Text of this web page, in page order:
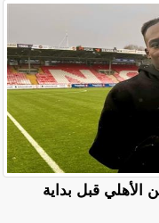
رحيل 8 لاعبين من الأهلي قبل بداية